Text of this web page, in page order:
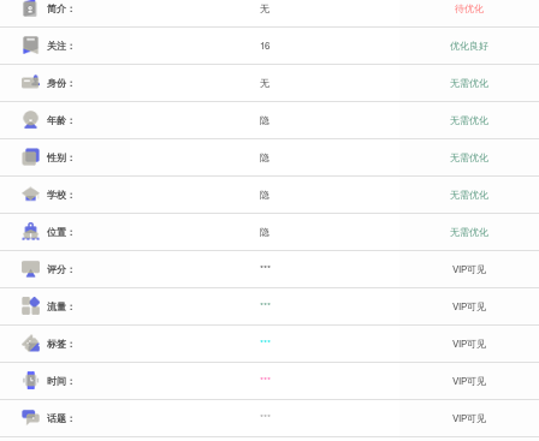
简介： 无 待优化
关注： 16 优化良好
身份： 无 无需优化
年龄： 隐 无需优化
性别： 隐 无需优化
学校： 隐 无需优化
位置： 隐 无需优化
评分： *** VIP可见
流量： *** VIP可见
标签： *** VIP可见
时间： *** VIP可见
话题： *** VIP可见